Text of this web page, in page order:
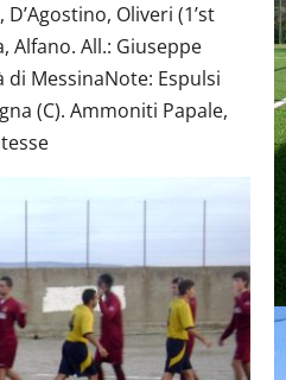
Oliveri (1’st
Alfano. All.: Giuseppe
MessinaNote: Espulsi
(C). Ammoniti Papale,